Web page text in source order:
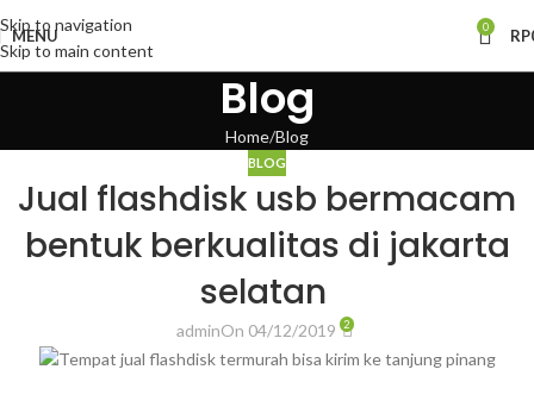
Skip to navigation
Skip to main content
MENU 0 RP
Blog
Home Blog
BLOG
Jual flashdisk usb bermacam
bentuk berkualitas di jakarta
selatan
adminOn 04/12/2019 2